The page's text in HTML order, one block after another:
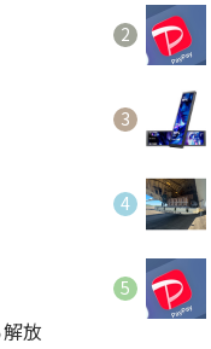
放